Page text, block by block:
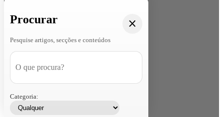
Procurar
Pesquise artigos, secções e conteúdos
Categoria: